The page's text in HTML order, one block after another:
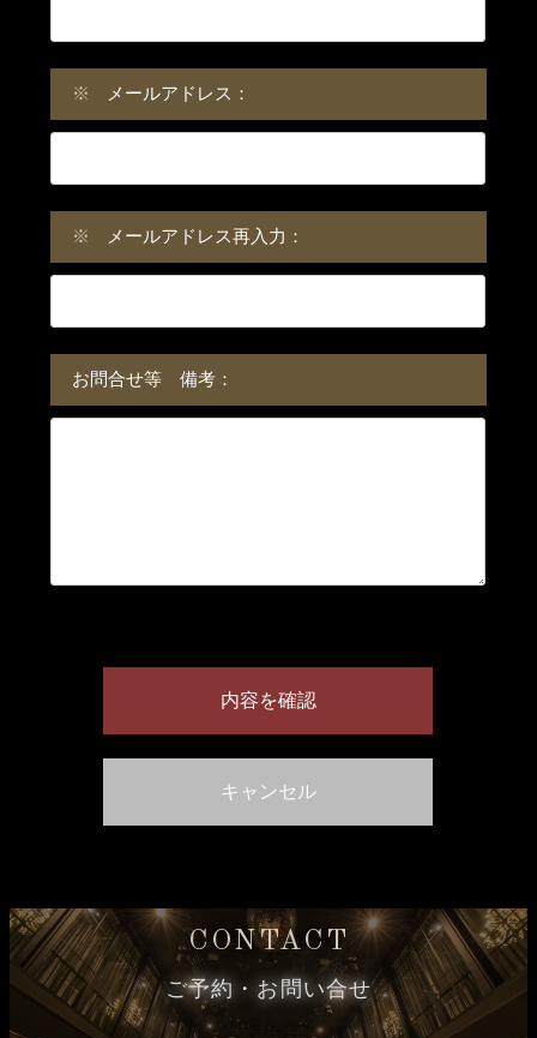
※ メールアドレス：
※ メールアドレス再入力：
お問合せ等 備考：
CONTACT
ご予約・お問い合せ